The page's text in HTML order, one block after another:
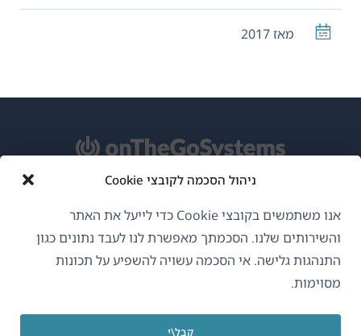
ניהול הסכמה לקובצי Cookie
אנו משתמשים בקובצי Cookie כדי לייעל את האתר
והשירותים שלנו. הסכמתך מאפשרת לנו לעבד נתונים כגון
התנהגות גלישה. אי הסכמה עשויה להשפיע על תכונות
מסוימות.
קבל\י
מאז 2017
GDPR ומדיניות פרטיות
הצטרף לצוות שלנו(נפתח
בחלון בחלון בחלון